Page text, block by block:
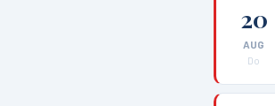
20
AUG
Do